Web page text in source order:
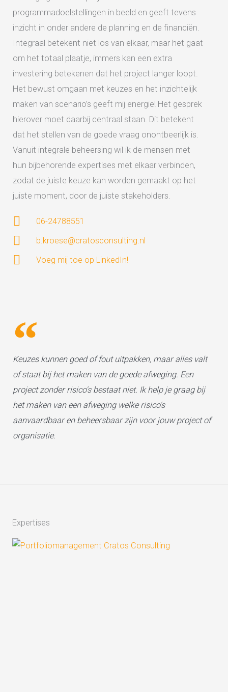
programmadoelstellingen in beeld en geeft tevens
inzicht in onder andere de planning en de financiën.
Integraal betekent niet los van elkaar, maar het gaat
om het totaal plaatje, immers kan een extra
investering betekenen dat het project langer loopt.
Het bewust omgaan met keuzes en het inzichtelijk
maken van scenario’s geeft mij energie! Het gesprek
hierover moet daarbij centraal staan. Dit betekent
dat het stellen van de goede vraag onontbeerlijk is.
Vanuit integrale beheersing wil ik de mensen met
hun bijbehorende expertises met elkaar verbinden,
zodat de juiste keuze kan worden gemaakt op het
juiste moment, door de juiste stakeholders.
06-24788551
b.kroese@cratosconsulting.nl
Voeg mij toe op LinkedIn!
Keuzes kunnen goed of fout uitpakken, maar alles valt
of staat bij het maken van de goede afweging. Een
project zonder risico's bestaat niet. Ik help je graag bij
het maken van een afweging welke risico's
aanvaardbaar en beheersbaar zijn voor jouw project of
organisatie.
Expertises